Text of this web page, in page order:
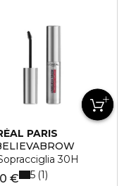
PARIS
30H
€ 5 1